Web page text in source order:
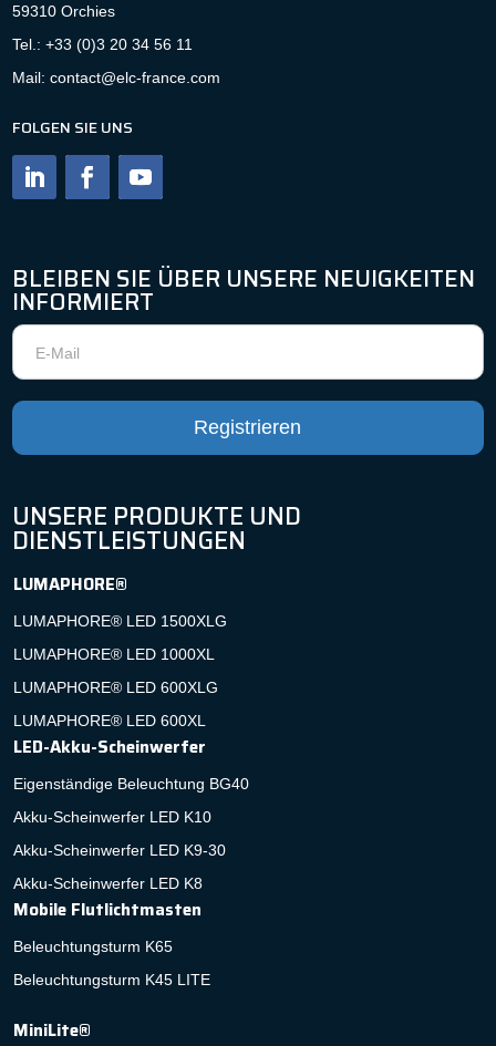
59310 Orchies
Tel.: +33 (0)3 20 34 56 11
Mail: contact@elc-france.com
FOLGEN SIE UNS
BLEIBEN SIE ÜBER UNSERE NEUIGKEITEN
INFORMIERT
Newsletter
Registrieren
UNSERE PRODUKTE UND
DIENSTLEISTUNGEN
LUMAPHORE®
LUMAPHORE® LED 1500XLG
LUMAPHORE® LED 1000XL
LUMAPHORE® LED 600XLG
LUMAPHORE® LED 600XL
LED-Akku-Scheinwerfer
Eigenständige Beleuchtung BG40
Akku-Scheinwerfer LED K10
Akku-Scheinwerfer LED K9-30
Akku-Scheinwerfer LED K8
Mobile Flutlichtmasten
Beleuchtungsturm K65
Beleuchtungsturm K45 LITE
MiniLite®